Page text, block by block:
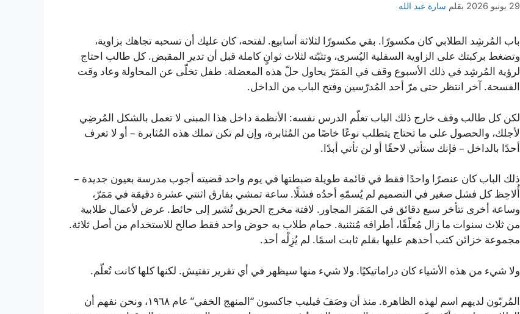
29 يونيو 2026 بقلم سارة عبد الله
باب المُرشِد الطلابي كان مكسورًا. بقي مكسورًا لثلاثة أسابيع. لفتحه، كان عليك أن تسحبه تجاهك بزاوية،
وتضغط بركبتك على الزاوية السفلية اليُسرى، وتثبّته لثلاث ثوانٍ كاملة قبل أن تدير المقبض. كل طالب احتاج
لرؤية المُرشِد في ذلك الأسبوع وقف في المَمَرّ يحاول حلّ هذه المعضلة. طفل تخلّى عن المحاولة وعاد وقت
الفسحة. آخر انتظر حتى مرّ أحد المُدرّسين وفتح الباب من الداخل.
لكن كل طالب وقف خارج ذلك الباب تعلّم الدرس نفسه: الأنظمة داخل هذا المبنى لا تعمل بالشكل المُرضِي
لأجلك، والحصول على ما تحتاج يتطلب نوعًا خاصًا من المُثابرة، وإن لم تكن تملك هذه المُثابرة – أو لا تعرف
أحدًا بالداخل – فإنك ستأتي لاحقًا أو لن تأتي أبدًا.
ذلك الباب كان عنصرًا واحدًا فقط في قائمة طويلة ضبطتها في يوم واحد قضيته أجوب مدرسة بعيون جديدة –
أُلاحِظ كل فشل صغير في التصميم لم يُسمّهِ أحدُه فشلًا. ساعة تمشي بفارق اثنتي عشرة دقيقة في مَمَرّ،
وساعة أخرى تتأخر سبع دقائق في المَمَر المجاور. لافتة مخرج الحريق تُشير إلى حائط. عرض لأعمال طلابية
من ثلاث سنوات ما زال مُعلّقًا، أطرافه مُنثنية. حمام طلاب به حوض واحد فقط صالح للاستخدام من أصل ثلاثة.
مجموعة خزائن كتب أحدهم عليها بقلم ثابت اسمًا. لم يُزِلْه أحد.
ولا شيء من هذه الأشياء كان دراماتيكيًا. ولا شيء منها سيظهر في أي تقرير تفتيش. لكنها كلها كانت تُعلّم.
المُربّون لديهم اسم لهذه الظاهرة. منذ أن وصَفَ فيليب جاكسون “المنهج الخفي” عام ١٩٦٨، ونحن نفهم أن